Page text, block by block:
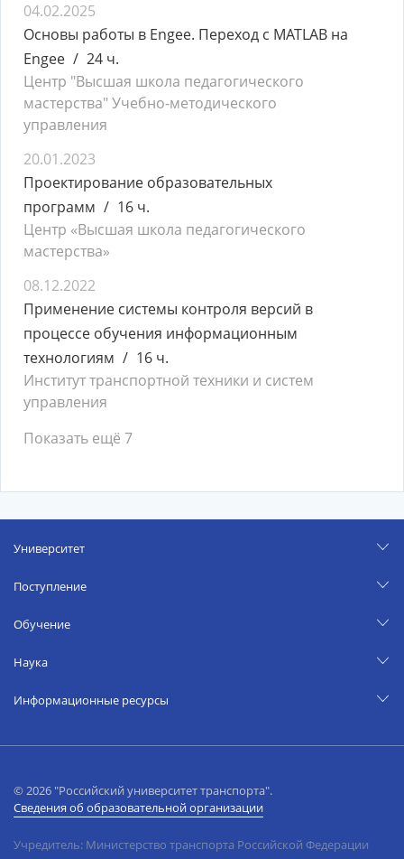
04.02.2025
Основы работы в Engee. Переход с MATLAB на
Engee
24 ч.
Центр "Высшая школа педагогического
мастерства" Учебно-методического
управления
20.01.2023
Проектирование образовательных
программ
16 ч.
Центр «Высшая школа педагогического
мастерства»
08.12.2022
Применение системы контроля версий в
процессе обучения информационным
технологиям
16 ч.
Институт транспортной техники и систем
управления
Показать ещё 7
Университет
Поступление
Обучение
Наука
Информационные ресурсы
© 2026 "Российский университет транспорта".
Сведения об образовательной организации
Учредитель: Министерство транспорта Российской Федерации